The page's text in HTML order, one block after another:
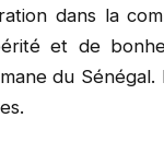
dans la
et de
du